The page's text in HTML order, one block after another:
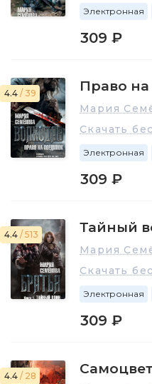
Электронная
309 ₽
4.4 / 39 Право
Мария
Скачать
Электронная
309 ₽
4.4 / 513 Тайный
Мария
Скачать
Электронная
309 ₽
4.4 / 28